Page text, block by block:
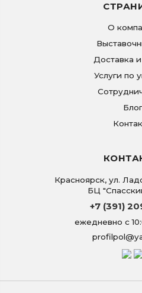
О
Доставка
Услуги по
Блог
Красноярск, ул.
БЦ
+7 (391)
ежедневно с